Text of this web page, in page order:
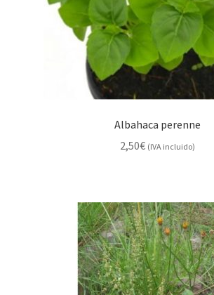
Albahaca perenne
2,50€ (IVA incluido)